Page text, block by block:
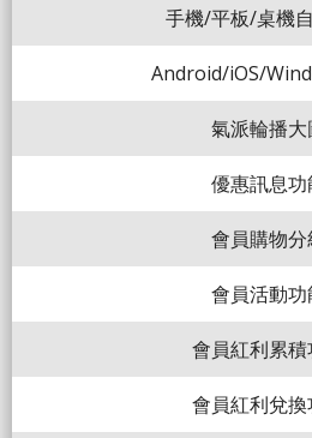
手機/平板/桌機
Android/iOS/
氣派輪播大
優惠訊息功
會員購物分
會員活動功
會員紅利累
會員紅利兌